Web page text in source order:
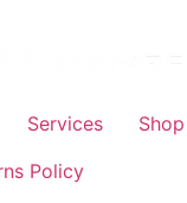
Services Shop
Policy